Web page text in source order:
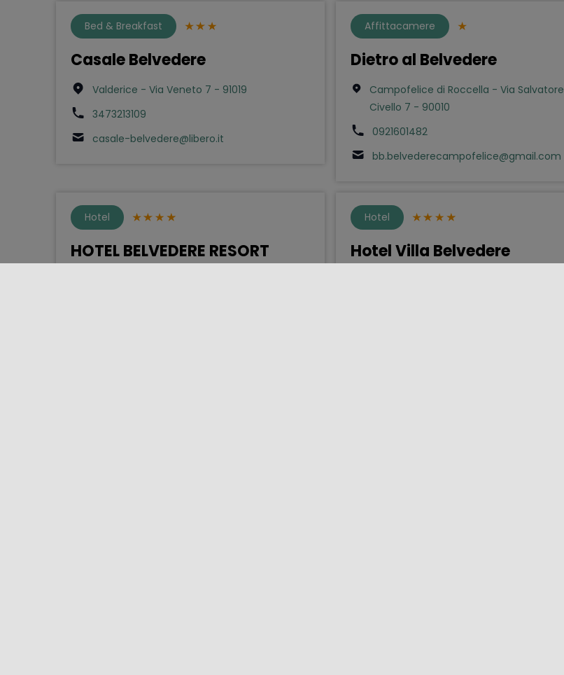
Bed & Breakfast
Casale Belvedere
Valderice - Via Veneto 7 - 91019
3473213109
casale-belvedere@libero.it
Affittacamere
Dietro al Belvedere
Campofelice di Roccella - Via Salvatore
Civello 7 - 90010
0921601482
bb.belvederecampofelice@gmail.com
Hotel
HOTEL BELVEDERE RESORT
Hotel
Hotel Villa Belvedere